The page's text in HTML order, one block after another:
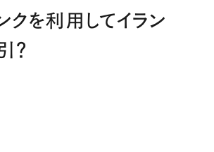
クを利用してイラン
？